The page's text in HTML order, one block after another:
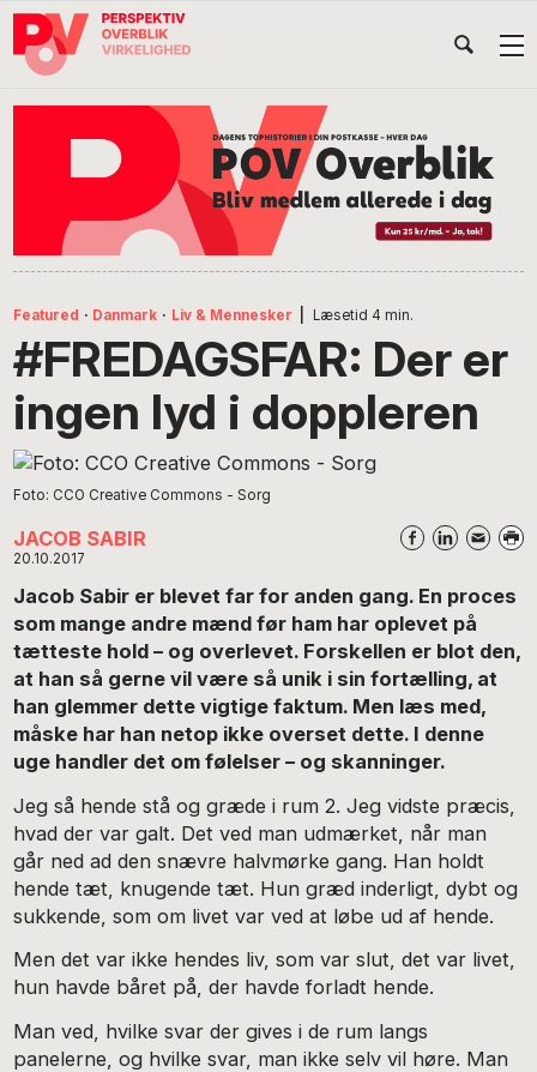
Gå
direkte
Skip
indhold
Gå
direkte
Featured · Danmark · Liv & Mennesker Læsetid 4 min.
#FREDAGSFAR: Der er
ingen lyd i doppleren
Foto: CCO Creative Commons - Sorg
JACOB SABIR
20.10.2017
Jacob Sabir er blevet far for anden gang. En proces
som mange andre mænd før ham har oplevet på
tætteste hold – og overlevet. Forskellen er blot den,
at han så gerne vil være så unik i sin fortælling, at
han glemmer dette vigtige faktum. Men læs med,
måske har han netop ikke overset dette. I denne
uge handler det om følelser – og skanninger.
Jeg så hende stå og græde i rum 2. Jeg vidste præcis,
hvad der var galt. Det ved man udmærket, når man
går ned ad den snævre halvmørke gang. Han holdt
hende tæt, knugende tæt. Hun græd inderligt, dybt og
sukkende, som om livet var ved at løbe ud af hende.
Men det var ikke hendes liv, som var slut, det var livet,
hun havde båret på, der havde forladt hende.
Man ved, hvilke svar der gives i de rum langs
panelerne, og hvilke svar, man ikke selv vil høre. Man